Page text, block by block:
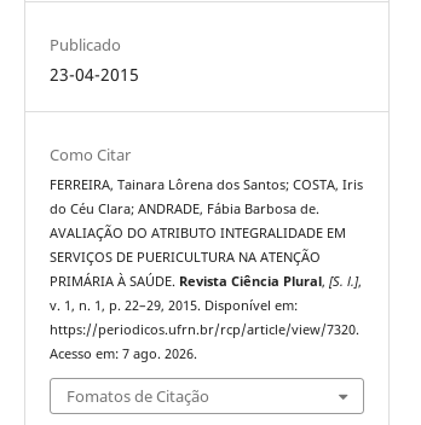
Publicado
23-04-2015
Como Citar
FERREIRA, Tainara Lôrena dos Santos; COSTA, Iris
do Céu Clara; ANDRADE, Fábia Barbosa de.
AVALIAÇÃO DO ATRIBUTO INTEGRALIDADE EM
SERVIÇOS DE PUERICULTURA NA ATENÇÃO
PRIMÁRIA À SAÚDE. Revista Ciência Plural,[S. l.],
v. 1, n. 1, p. 22–29, 2015. Disponível em:
https://periodicos.ufrn.br/rcp/article/view/7320.
Acesso em: 7 ago. 2026.
Fomatos de Citação